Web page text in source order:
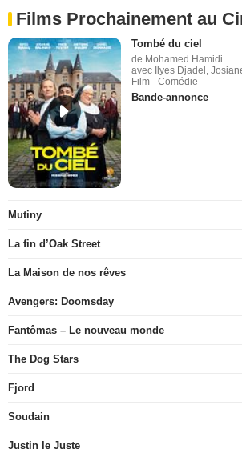
Films Prochainement au
Tombé du ciel
de Mohamed Hamidi
avec Ilyes Djadel,
Film - Comédie
Bande-annonce
Mutiny
La fin d’Oak Street
La Maison de nos rêves
Avengers: Doomsday
Fantômas – Le nouveau monde
The Dog Stars
Fjord
Soudain
Justin le Juste